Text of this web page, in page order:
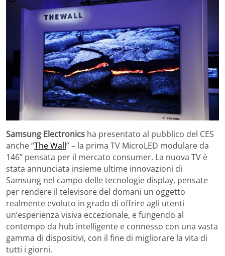
Samsung Electronics ha presentato al pubblico del CES
anche “The Wall” – la prima TV MicroLED modulare da
146” pensata per il mercato consumer. La nuova TV è
stata annunciata insieme ultime innovazioni di
Samsung nel campo delle tecnologie display, pensate
per rendere il televisore del domani un oggetto
realmente evoluto in grado di offrire agli utenti
un’esperienza visiva eccezionale, e fungendo al
contempo da hub intelligente e connesso con una vasta
gamma di dispositivi, con il fine di migliorare la vita di
tutti i giorni.